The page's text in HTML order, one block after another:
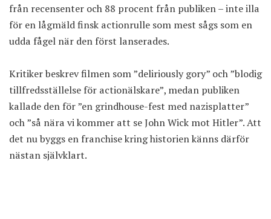
från recensenter och 88 procent från publiken – inte illa
för en lågmäld finsk actionrulle som mest sågs som en
udda fågel när den först lanserades.
Kritiker beskrev filmen som ”deliriously gory” och ”blodig
tillfredsställelse för actionälskare”, medan publiken
kallade den för ”en grindhouse-fest med nazisplatter”
och ”så nära vi kommer att se John Wick mot Hitler”. Att
det nu byggs en franchise kring historien känns därför
nästan självklart.